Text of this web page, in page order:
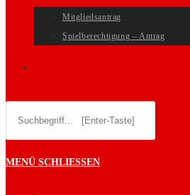
Mitgliedsantrag
Spielberechtigung – Antrag
UMSCHALTEN
MENÜ SCHLIESSEN